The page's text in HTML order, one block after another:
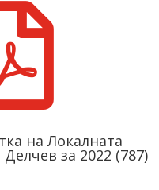
на Локалната
за 2022 (787)